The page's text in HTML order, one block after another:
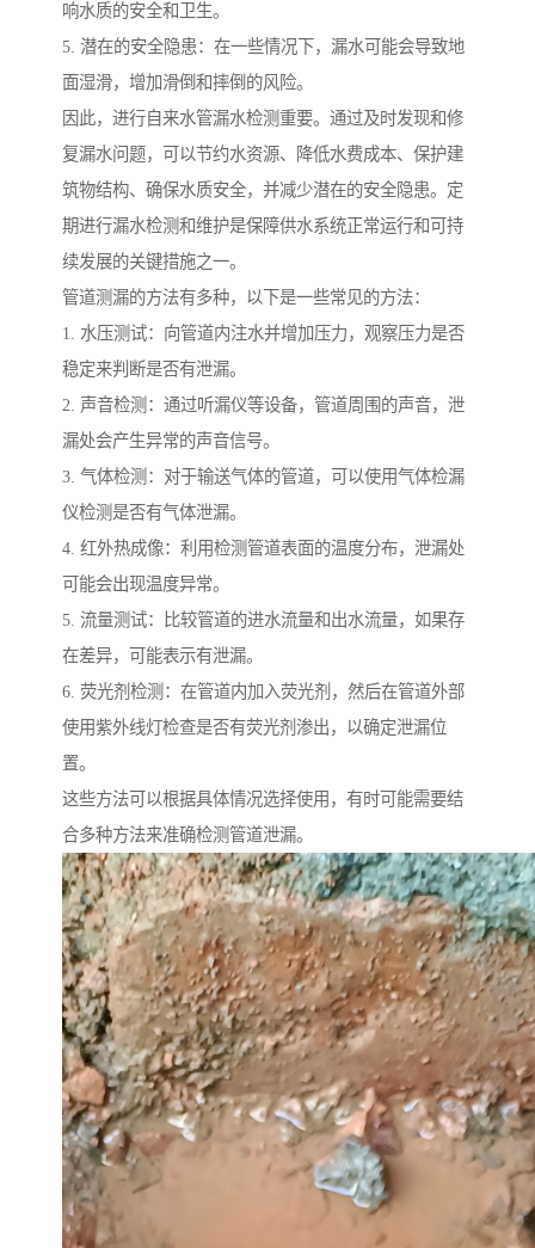
响水质的安全和卫生。
5. 潜在的安全隐患：在一些情况下，漏水可能会导致地
面湿滑，增加滑倒和摔倒的风险。
因此，进行自来水管漏水检测重要。通过及时发现和修
复漏水问题，可以节约水资源、降低水费成本、保护建
筑物结构、确保水质安全，并减少潜在的安全隐患。定
期进行漏水检测和维护是保障供水系统正常运行和可持
续发展的关键措施之一。
管道测漏的方法有多种，以下是一些常见的方法：
1. 水压测试：向管道内注水并增加压力，观察压力是否
稳定来判断是否有泄漏。
2. 声音检测：通过听漏仪等设备，管道周围的声音，泄
漏处会产生异常的声音信号。
3. 气体检测：对于输送气体的管道，可以使用气体检漏
仪检测是否有气体泄漏。
4. 红外热成像：利用检测管道表面的温度分布，泄漏处
可能会出现温度异常。
5. 流量测试：比较管道的进水流量和出水流量，如果存
在差异，可能表示有泄漏。
6. 荧光剂检测：在管道内加入荧光剂，然后在管道外部
使用紫外线灯检查是否有荧光剂渗出，以确定泄漏位
置。
这些方法可以根据具体情况选择使用，有时可能需要结
合多种方法来准确检测管道泄漏。